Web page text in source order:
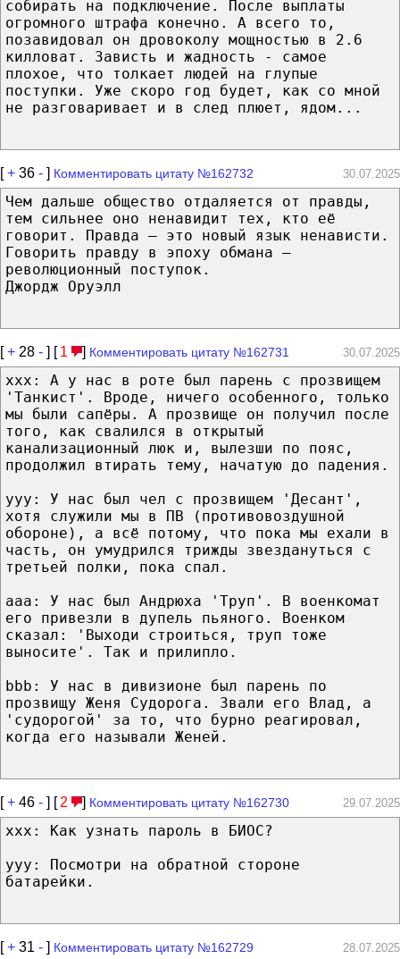
собирать на подключение. После выплаты
огромного штрафа конечно. А всего то,
позавидовал он дровоколу мощностью в 2.6
килловат. Зависть и жадность - самое
плохое, что толкает людей на глупые
поступки. Уже скоро год будет, как со мной
не разговаривает и в след плюет, ядом...
[+ 36 - ] Комментировать цитату №162732 30.07.2025
Чем дальше общество отдаляется от правды,
тем сильнее оно ненавидит тех, кто её
говорит. Правда — это новый язык ненависти.
Говорить правду в эпоху обмана —
революционный поступок.
Джордж Оруэлл
[+ 28 - ] [ 1 ] Комментировать цитату №162731 30.07.2025
xxx: А у нас в роте был парень с прозвищем
'Танкист'. Вроде, ничего особенного, только
мы были сапёры. А прозвище он получил после
того, как свалился в открытый
канализационный люк и, вылезши по пояс,
продолжил втирать тему, начатую до падения.
yyy: У нас был чел с прозвищем 'Десант',
хотя служили мы в ПВ (противовоздушной
обороне), а всё потому, что пока мы ехали в
часть, он умудрился трижды звездануться с
третьей полки, пока спал.
aaa: У нас был Андрюха 'Труп'. В военкомат
его привезли в дупель пьяного. Военком
сказал: 'Выходи строиться, труп тоже
выносите'. Так и прилипло.
bbb: У нас в дивизионе был парень по
прозвищу Женя Судорога. Звали его Влад, а
'судорогой' за то, что бурно реагировал,
когда его называли Женей.
[+ 46 - ] [ 2 ] Комментировать цитату №162730 29.07.2025
ххх: Как узнать пароль в БИОС?
ууу: Посмотри на обратной стороне
батарейки.
[+ 31 - ] Комментировать цитату №162729 28.07.2025